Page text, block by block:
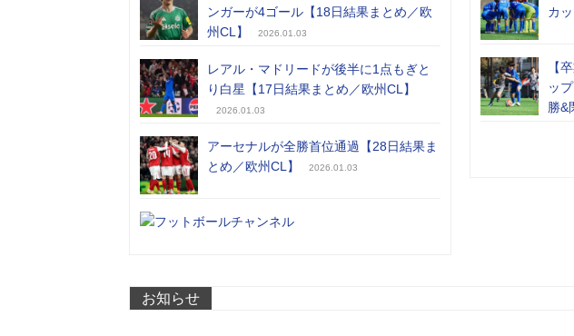
ンガーが4ゴール【18日結果まとめ／欧
州CL】
2026.01.03
レアル・マドリードが後半に1点もぎと
り白星【17日結果まとめ／欧州CL】
2026.01.03
アーセナルが全勝首位通過【28日結果ま
とめ／欧州CL】
2026.01.03
カ
【
ッ
勝&
お知らせ